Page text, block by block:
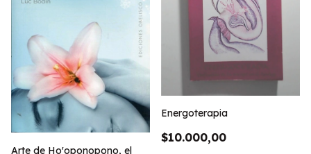
Arte de Ho'oponopono, el
Energoterapia
$10.000,00